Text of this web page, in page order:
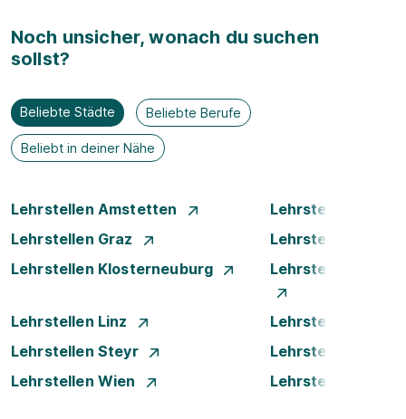
Noch unsicher, wonach du suchen
sollst?
Beliebte Städte Beliebte Berufe
Beliebt in deiner Nähe
Lehrstellen Amstetten
Lehrstellen
Lehrstellen Graz
Lehrstellen
Lehrstellen Klosterneuburg
Lehrstellen
Lehrstellen Linz
Lehrstellen
Lehrstellen Steyr
Lehrstellen Traun
Lehrstellen Wien
Lehrstellen